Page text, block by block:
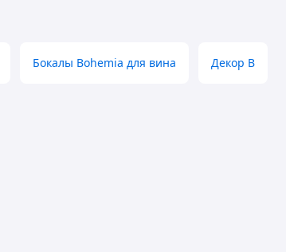
Бокалы Bohemia для вина Декор B